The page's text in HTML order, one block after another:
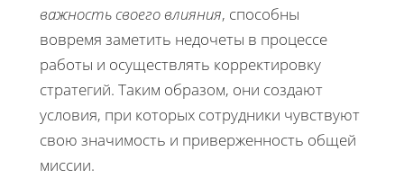
важность своего влияния, способны
вовремя заметить недочеты в процессе
работы и осуществлять корректировку
стратегий. Таким образом, они создают
условия, при которых сотрудники чувствуют
свою значимость и приверженность общей
миссии.